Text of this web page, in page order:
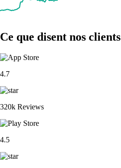
Ce que disent nos clients
4.7
320k Reviews
4.5